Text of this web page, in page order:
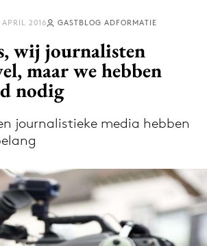
Download de app
nieuws via de Adformatie
Nieuws app
APRIL 2016 GASTBLOG ADFORMATIE
wij journalisten
maar we hebben
nodig
journalistieke media hebben